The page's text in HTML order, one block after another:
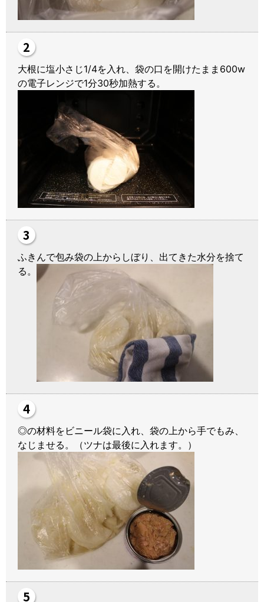
大根に塩小さじ1/4を入れ、袋の口を開けたまま600w
の電子レンジで1分30秒加熱する。
ふきんで包み袋の上からしぼり、出てきた水分を捨て
る。
◎の材料をビニール袋に入れ、袋の上から手でもみ、
なじませる。（ツナは最後に入れます。）